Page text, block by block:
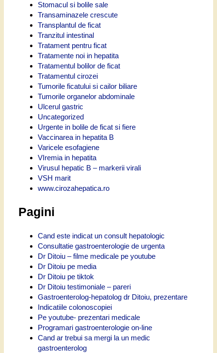
Stomacul si bolile sale
Transaminazele crescute
Transplantul de ficat
Tranzitul intestinal
Tratament pentru ficat
Tratamente noi in hepatita
Tratamentul bolilor de ficat
Tratamentul cirozei
Tumorile ficatului si cailor biliare
Tumorile organelor abdominale
Ulcerul gastric
Uncategorized
Urgente in bolile de ficat si fiere
Vaccinarea in hepatita B
Varicele esofagiene
VIremia in hepatita
Virusul hepatic B – markerii virali
VSH marit
www.cirozahepatica.ro
Pagini
Cand este indicat un consult hepatologic
Consultatie gastroenterologie de urgenta
Dr Ditoiu – filme medicale pe youtube
Dr Ditoiu pe media
Dr Ditoiu pe tiktok
Dr Ditoiu testimoniale – pareri
Gastroenterolog-hepatolog dr Ditoiu, prezentare
Indicatiile colonoscopiei
Pe youtube- prezentari medicale
Programari gastroenterologie on-line
Cand ar trebui sa mergi la un medic
gastroenterolog